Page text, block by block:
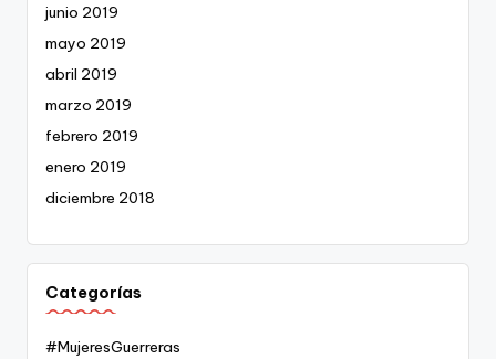
junio 2019
mayo 2019
abril 2019
marzo 2019
febrero 2019
enero 2019
diciembre 2018
Categorías
#MujeresGuerreras